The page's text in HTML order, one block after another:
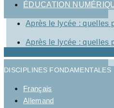
ÉDUCATION
Après le lycée : quelles
Après le lycée : quelles
DISCIPLINES FONDAMENTALES
Français
Allemand